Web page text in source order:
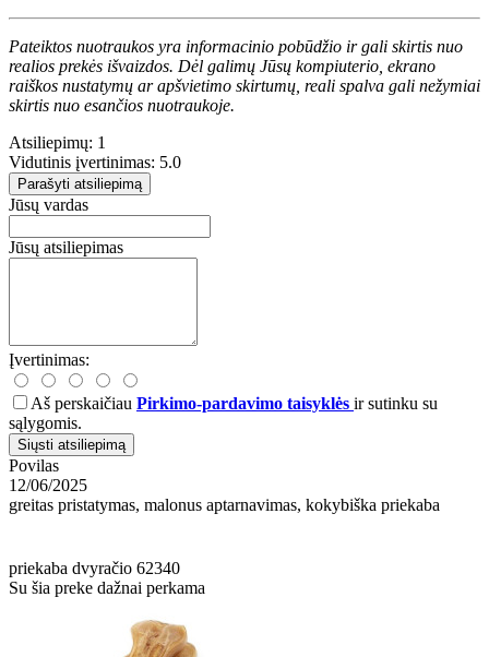
Pateiktos nuotraukos yra informacinio pobūdžio ir gali skirtis nuo
realios prekės išvaizdos. Dėl galimų Jūsų kompiuterio, ekrano
raiškos nustatymų ar apšvietimo skirtumų, reali spalva gali nežymiai
skirtis nuo esančios nuotraukoje.
Atsiliepimų: 1
Vidutinis įvertinimas: 5.0
Parašyti atsiliepimą
Jūsų vardas
Jūsų atsiliepimas
Įvertinimas:
Aš perskaičiau Pirkimo-pardavimo taisyklės ir sutinku su
sąlygomis.
Siųsti atsiliepimą
Povilas
12/06/2025
greitas pristatymas, malonus aptarnavimas, kokybiška priekaba
priekaba dvyračio 62340
Su šia preke dažnai perkama